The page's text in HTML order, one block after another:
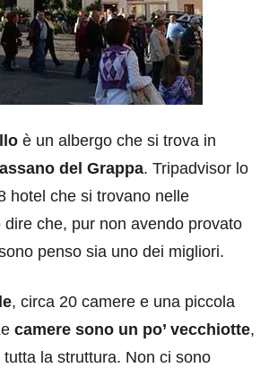
è un albergo che si trova in
del Grappa. Tripadvisor lo
hotel che si trovano nelle
che, pur non avendo provato
penso sia uno dei migliori.
, circa 20 camere e una piccola
camere sono un po’ vecchiotte,
la struttura. Non ci sono